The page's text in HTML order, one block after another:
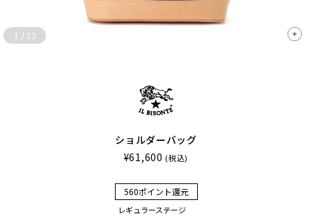
1 / 13
ショルダーバッグ
¥61,600 (税込)
560ポイント還元
レギュラーステージ